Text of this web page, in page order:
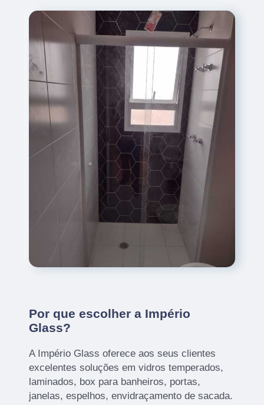
Por que escolher a Império
Glass?
A Império Glass oferece aos seus clientes
excelentes soluções em vidros temperados,
laminados, box para banheiros, portas,
janelas, espelhos, envidraçamento de sacada.